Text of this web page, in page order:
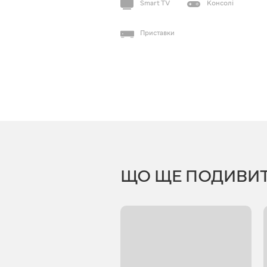
Smart TV Консолі
Приставки
ЩО ЩЕ